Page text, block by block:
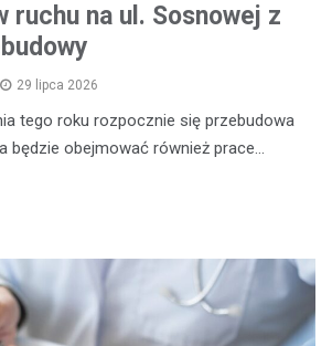
ruchu na ul. Sosnowej z
29 lipca 2026
tego roku rozpocznie się przebudowa
będzie obejmować również prace…